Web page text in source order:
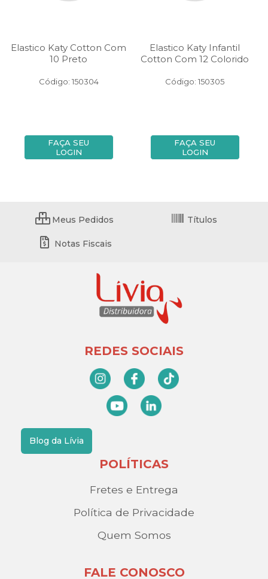
Elastico Katy Cotton Com
10 Preto
Código: 150304
FAÇA SEU
LOGIN
Elastico Katy Infantil
Cotton Com 12 Colorido
Código: 150305
FAÇA SEU
LOGIN
Meus Pedidos Títulos
Notas Fiscais
REDES SOCIAIS
Blog da Lívia
POLÍTICAS
Fretes e Entrega
Política de Privacidade
Quem Somos
FALE CONOSCO